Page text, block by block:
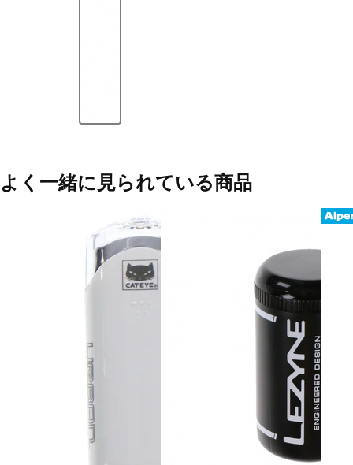
よく一緒に見られている商品